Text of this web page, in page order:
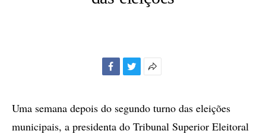
compartilhamento
Uma semana depois do segundo turno das eleições
municipais, a presidenta do Tribunal Superior Eleitoral